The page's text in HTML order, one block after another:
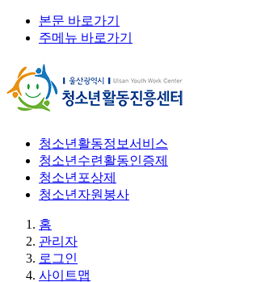
본문 바로가기
주메뉴 바로가기
청소년활동정보서비스
청소년수련활동인증제
청소년포상제
청소년자원봉사
홈
관리자
로그인
사이트맵